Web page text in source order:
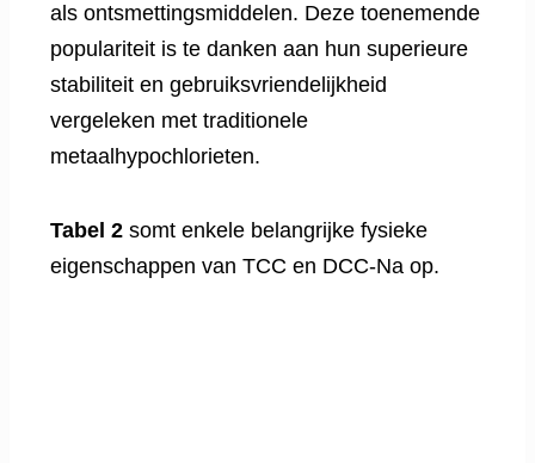
als ontsmettingsmiddelen. Deze toenemende
populariteit is te danken aan hun superieure
stabiliteit en gebruiksvriendelijkheid
vergeleken met traditionele
metaalhypochlorieten.
Tabel 2 somt enkele belangrijke fysieke
eigenschappen van TCC en DCC-Na op.